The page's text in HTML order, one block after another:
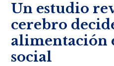
Un estudio
cerebro
alimentación
social